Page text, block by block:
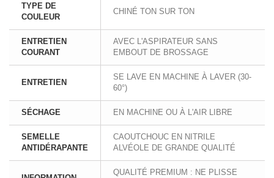
TYPE DE
COULEUR
CHINÉ TON SUR TON
ENTRETIEN
COURANT
AVEC L'ASPIRATEUR SANS
EMBOUT DE BROSSAGE
ENTRETIEN
SE LAVE EN MACHINE À LAVER (30-
60°)
SÉCHAGE EN MACHINE OU À L'AIR LIBRE
SEMELLE
ANTIDÉRAPANTE
CAOUTCHOUC EN NITRILE
ALVÉOLE DE GRANDE QUALITÉ
QUALITÉ PREMIUM : NE PLISSE